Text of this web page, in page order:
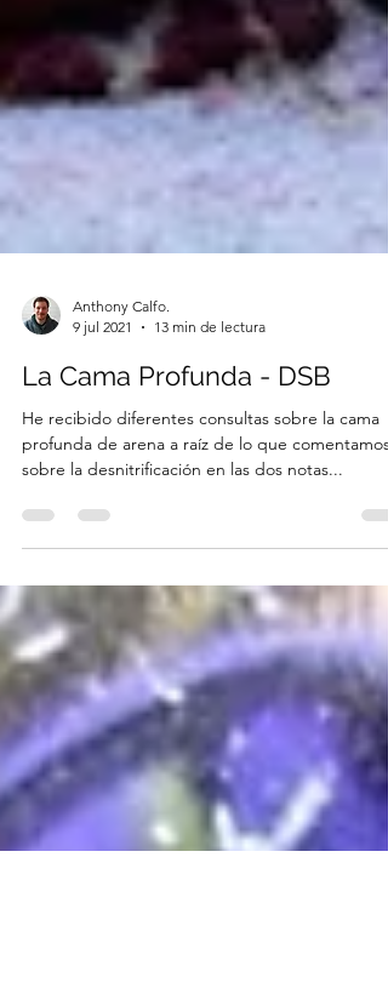
Anthony Calfo.
9 jul 2021
13 min de lectura
La Cama Profunda - DSB
He recibido diferentes consultas sobre la cama
sobre la desnitrificación en las dos notas...